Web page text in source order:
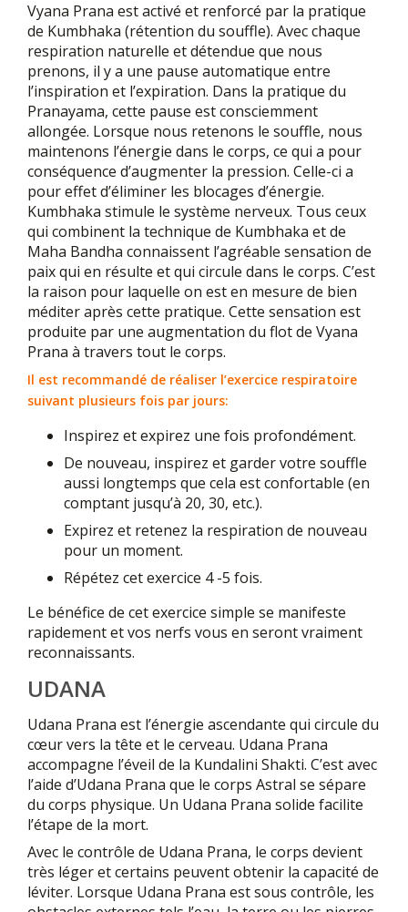
Vyana Prana est activé et renforcé par la pratique
de Kumbhaka (rétention du souffle). Avec chaque
respiration naturelle et détendue que nous
prenons, il y a une pause automatique entre
l’inspiration et l’expiration. Dans la pratique du
Pranayama, cette pause est consciemment
allongée. Lorsque nous retenons le souffle, nous
maintenons l’énergie dans le corps, ce qui a pour
conséquence d’augmenter la pression. Celle-ci a
pour effet d’éliminer les blocages d’énergie.
Kumbhaka stimule le système nerveux. Tous ceux
qui combinent la technique de Kumbhaka et de
Maha Bandha connaissent l’agréable sensation de
paix qui en résulte et qui circule dans le corps. C’est
la raison pour laquelle on est en mesure de bien
méditer après cette pratique. Cette sensation est
produite par une augmentation du flot de Vyana
Prana à travers tout le corps.
Il est recommandé de réaliser l’exercice respiratoire
suivant plusieurs fois par jours:
Inspirez et expirez une fois profondément.
De nouveau, inspirez et garder votre souffle
aussi longtemps que cela est confortable (en
comptant jusqu’à 20, 30, etc.).
Expirez et retenez la respiration de nouveau
pour un moment.
Répétez cet exercice 4 -5 fois.
Le bénéfice de cet exercice simple se manifeste
rapidement et vos nerfs vous en seront vraiment
reconnaissants.
UDANA
Udana Prana est l’énergie ascendante qui circule du
cœur vers la tête et le cerveau. Udana Prana
accompagne l’éveil de la Kundalini Shakti. C’est avec
l’aide d’Udana Prana que le corps Astral se sépare
du corps physique. Un Udana Prana solide facilite
l’étape de la mort.
Avec le contrôle de Udana Prana, le corps devient
très léger et certains peuvent obtenir la capacité de
léviter. Lorsque Udana Prana est sous contrôle, les